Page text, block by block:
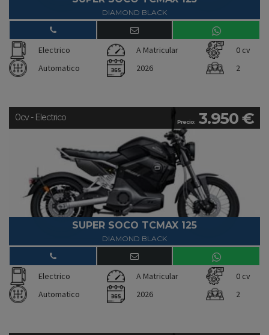
DIAMOND BLACK
Electrico A Matricular
0 cv
Automatico
2026 2
Precio: 3.950 €
0cv - Electrico
SUPER SOCO TCMAX 125
DIAMOND BLACK
Electrico A Matricular
0 cv
Automatico
2026 2